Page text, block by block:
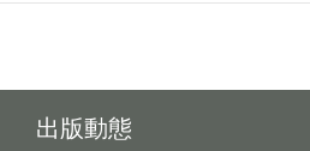
出版動態